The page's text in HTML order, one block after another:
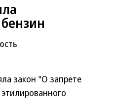
закон "О запрете